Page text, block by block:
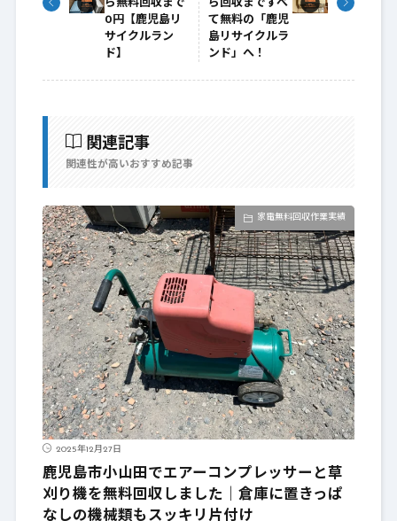
ら無料回収まで
0円【鹿児島リ
サイクルラン
ド】
ら回収まですべ
て無料の「鹿児
島リサイクルラ
ンド」へ！
関連記事
関連性が高いおすすめ記事
家電無料回収作業実績
2025年12月27日
鹿児島市小山田でエアーコンプレッサーと草
刈り機を無料回収しました｜倉庫に置きっぱ
なしの機械類もスッキリ片付け